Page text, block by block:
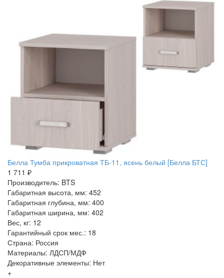
Белла Тумба прикроватная ТБ-11, ясень белый [Белла БТС]
1 711 ₽
Производитель: BTS
Габаритная высота, мм: 452
Габаритная глубина, мм: 400
Габаритная ширина, мм: 402
Вес, кг: 12
Гарантийный срок мес.: 18
Страна: Россия
Материалы: ЛДСП/МДФ
Декоративные элементы: Нет
+